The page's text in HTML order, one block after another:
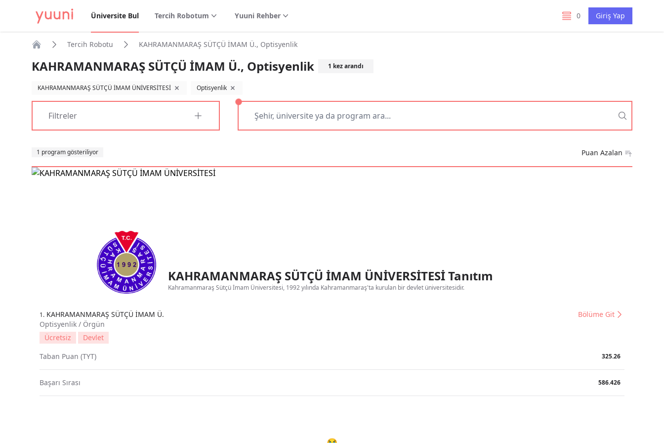
Üniversite Bul Tercih Robotum Yuuni Rehber 0
listelerim Giriş Yap
Tercih Robotu KAHRAMANMARAŞ SÜTÇÜ İMAM Ü., Optisyenlik
KAHRAMANMARAŞ SÜTÇÜ İMAM Ü., Optisyenlik 1 kez arandı
KAHRAMANMARAŞ SÜTÇÜ İMAM ÜNİVERSİTESİ filtreyi kaldırOptisyenlik filtreyi kaldır
Filtreler
1 program gösteriliyor Puan Azalan
KAHRAMANMARAŞ SÜTÇÜ İMAM ÜNİVERSİTESİ Tanıtım
Kahramanmaraş Sütçü İmam Üniversitesi, 1992 yılında Kahramanmaraş'ta kurulan bir devlet üniversitesidir.
1. KAHRAMANMARAŞ SÜTÇÜ İMAM Ü.
Optisyenlik / Örgün
Bölüme Git
Ücretsiz
Devlet
Taban Puan (TYT)
325.26
Başarı Sırası 586.426